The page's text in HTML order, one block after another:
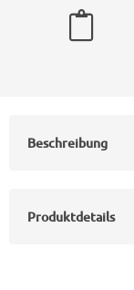
Beschreibung
Produktdetails